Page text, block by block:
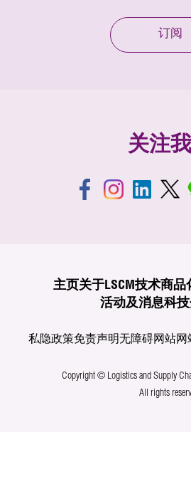
订阅
关注
主页关于LSCM技术商品
活动及消息科
私隐政策免责声明无障碍网站网
Copyright © Logistics and Supply
All rights